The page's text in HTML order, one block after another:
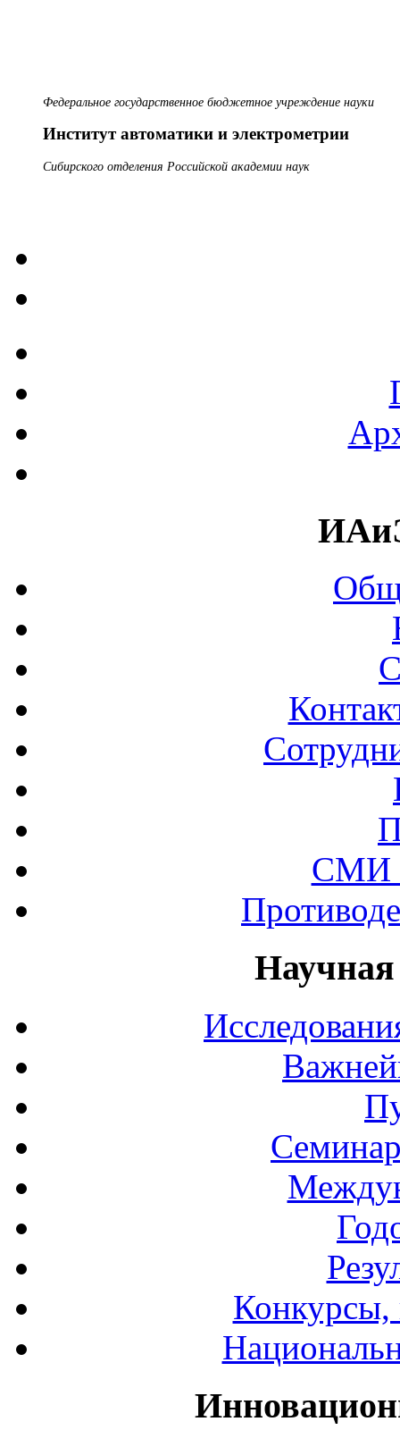
Федеральное государственное бюджетное учреждение науки
Институт автоматики и электрометрии
Сибирского отделения Российской академии наук
СМИ
Научная
Конкурсы,